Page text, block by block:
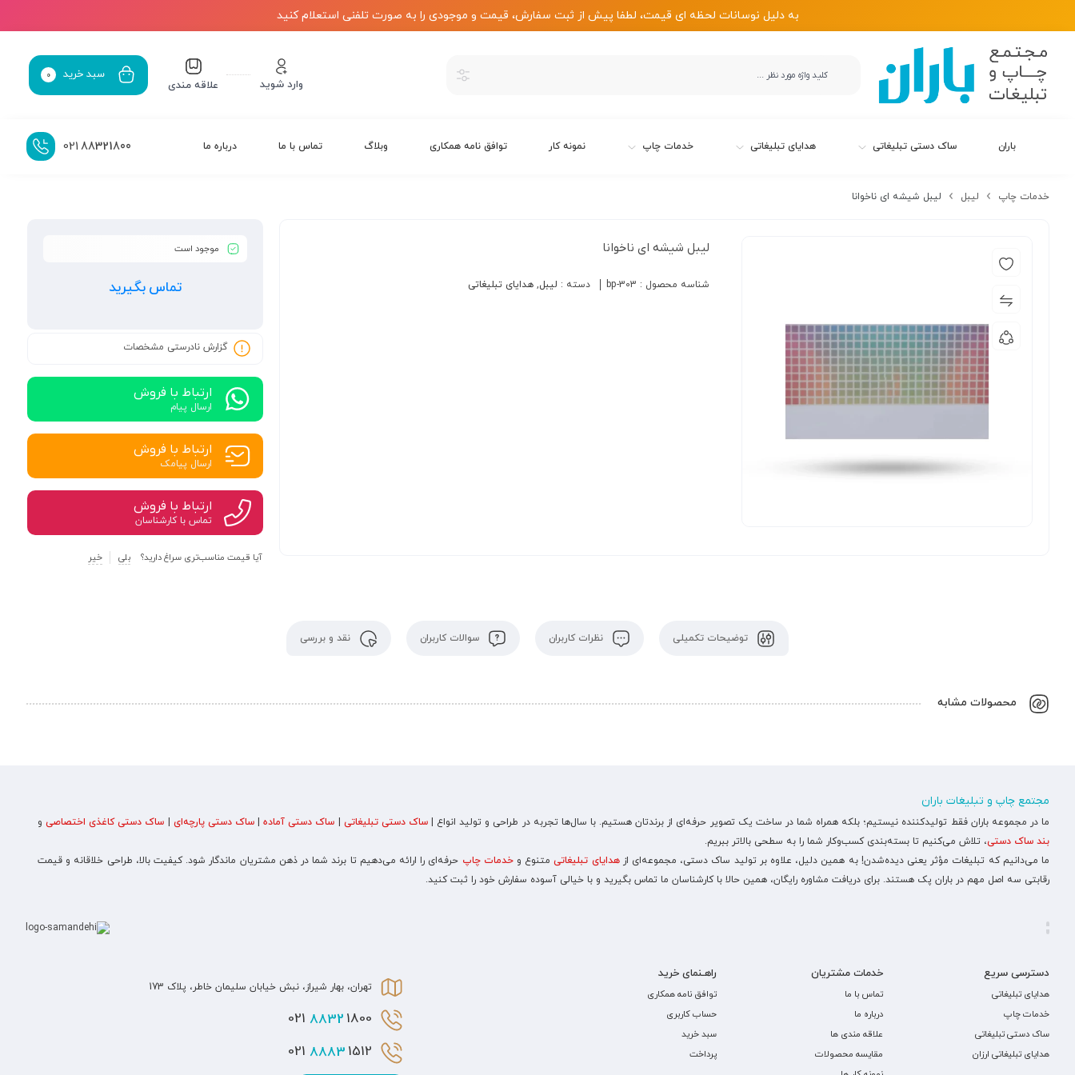
به دلیل نوسانات لحظه ای قیمت، لطفا پیش از ثبت سفارش، قیمت و موجودی را به صورت تلفنی استعلام کنید
وارد شوید علاقه مندی
سبد خرید 0
باران ساک دستی تبلیغاتی هدایای تبلیغاتی خدمات چاپ نمونه کار توافق نامه همکاری وبلاگ تماس با ما درباره ما 88321800
021
خدمات چاپ لیبل لیبل شیشه ای ناخوانا
لیبل شیشه ای ناخوانا
شناسه محصول : bp-303 دسته : لیبل, هدایای تبلیغاتی
موجود است
تماس بگیرید
گزارش نادرستی مشخصات
ارتباط با فروش
ارسال پیام
ارتباط با فروش
ارسال پیامک
ارتباط با فروش
تماس با کارشناسان
آیا قیمت مناسب‌تری سراغ دارید؟ بلی خیر
توضیحات تکمیلی نظرات کاربران سوالات کاربران نقد و بررسی
محصولات مشابه
مجتمع چاپ و تبلیغات باران
ما در مجموعه باران فقط تولیدکننده نیستیم؛ بلکه همراه شما در ساخت یک تصویر حرفه‌ای از برندتان هستیم. با سال‌ها تجربه در طراحی و تولید انواع |ساک دستی تبلیغاتی ساک دستی آماده|ساک دستی پارچه‌ای ساک دستی کاغذی اختصاصیو
بند ساک دستی، تلاش می‌کنیم تا بسته‌بندی کسب‌وکار شما را به سطحی بالاتر ببریم.
ما می‌دانیم که تبلیغات مؤثر یعنی دیده‌شدن! به همین دلیل، علاوه بر تولید ساک دستی، مجموعه‌ای ازهدایای تبلیغاتیمتنوع وخدمات چاپ حرفه‌ای را ارائه می‌دهیم تا برند شما در ذهن مشتریان ماندگار شود. کیفیت بالا، طراحی خلاقانه و قیمت
رقابتی سه اصل مهم در باران پک هستند. برای دریافت مشاوره رایگان، همین حالا با کارشناسان ما تماس بگیرید و با خیالی آسوده سفارش خود را ثبت کنید.
دسترسی سریع
هدایای تبلیغاتی
خدمات چاپ
ساک دستی تبلیغاتی
هدایای تبلیغاتی ارزان
خدمات مشتریان
تماس با ما
درباره ما
علاقه مندی ها
مقایسه محصولات
راهـنمای خرید
توافق نامه همکاری
حساب کاربری
سبد خرید
پرداخت
تهران، بهار شیراز، نبش خیابان سلیمان خاطر، پلاک 173
8832 1800 021
8883 1512 021